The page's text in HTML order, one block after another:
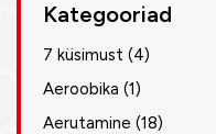
Kategooriad
7 küsimust (4)
Aeroobika (1)
Aerutamine (18)